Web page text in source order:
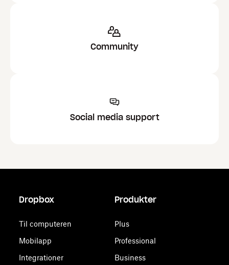
Community
Social media support
Dropbox
Til computeren
Mobilapp
Integrationer
Produkter
Plus
Professional
Business